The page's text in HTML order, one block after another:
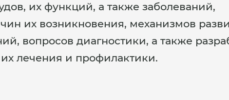
их функций, а также заболеваний,
их возникновения, механизмов
вопросов диагностики, а также
лечения и профилактики.